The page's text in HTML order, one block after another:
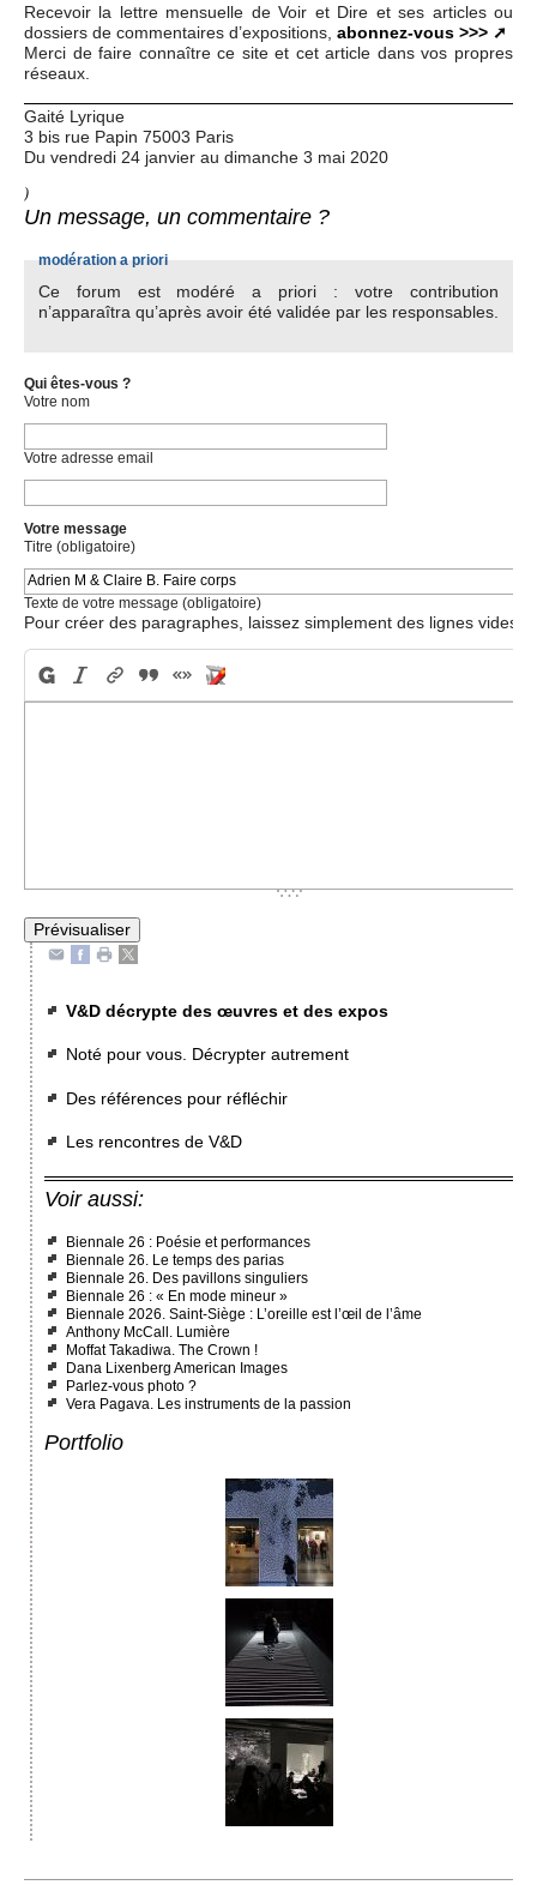
Recevoir la lettre mensuelle de Voir et Dire et ses articles ou
dossiers de commentaires d’expositions, abonnez-vous >>>
Merci de faire connaître ce site et cet article dans vos propres
réseaux.
Gaité Lyrique
3 bis rue Papin 75003 Paris
Du vendredi 24 janvier au dimanche 3 mai 2020
)
Un message, un commentaire ?
modération a priori
Ce forum est modéré a priori : votre contribution
n’apparaîtra qu’après avoir été validée par les responsables.
Qui êtes-vous ?
Votre nom
Votre adresse email
Votre message
Titre (obligatoire)
Texte de votre message (obligatoire)
Pour créer des paragraphes, laissez simplement des lignes vides.
V&D décrypte des œuvres et des expos
Noté pour vous. Décrypter autrement
Des références pour réfléchir
Les rencontres de V&D
Voir aussi:
Biennale 26 : Poésie et performances
Biennale 26. Le temps des parias
Biennale 26. Des pavillons singuliers
Biennale 26 : « En mode mineur »
Biennale 2026. Saint-Siège : L’oreille est l’œil de l’âme
Anthony McCall. Lumière
Moffat Takadiwa. The Crown !
Dana Lixenberg American Images
Parlez-vous photo ?
Vera Pagava. Les instruments de la passion
Portfolio